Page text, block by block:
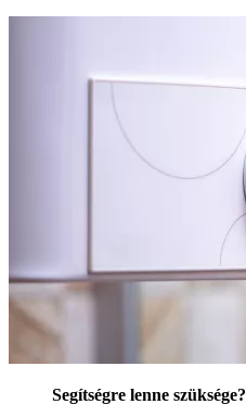
Segítségre lenne szüksége?